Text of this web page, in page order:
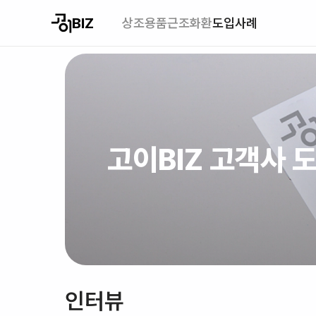
BIZ 상조용품근조화환도입사례
고이BIZ 고객사
인터뷰